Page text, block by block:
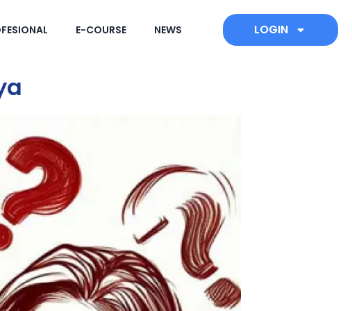
E-COURSE NEWS LOGIN